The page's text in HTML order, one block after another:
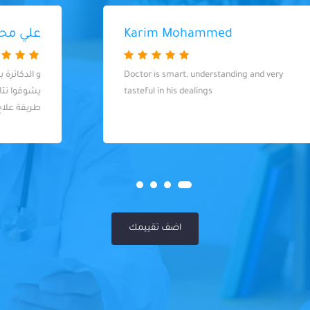
علي محمد
و الدكاترة بتعمل شغلها بضمير و بيحبوا
يشوفوا نتائج حلوة لشغلهم و يلاقوا أنسب
اضف تقييمك